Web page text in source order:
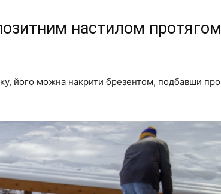
настилом протягом
його можна накрити брезентом, подбавши про